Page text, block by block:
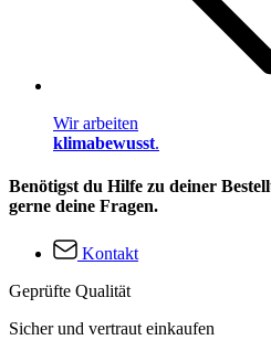
Wir arbeiten
klimabewusst.
Benötigst du Hilfe zu deiner
gerne deine Fragen.
Kontakt
Geprüfte Qualität
Sicher und vertraut einkaufen